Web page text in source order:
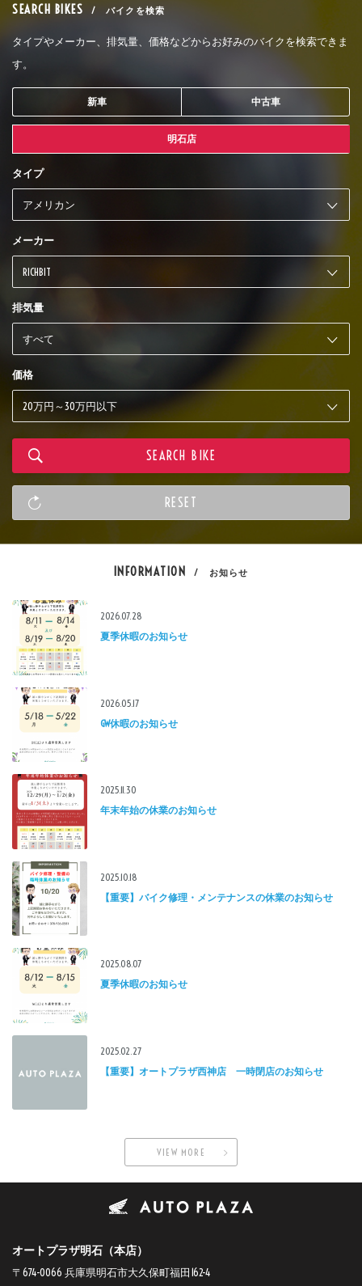
SEARCH BIKES / バイクを検索
タイプやメーカー、排気量、価格などからお好みのバイクを検索できま
す。
新車 中古車
明石店
タイプ
メーカー
排気量
価格
INFORMATION / お知らせ
2026.07.28
夏季休暇のお知らせ
2026.05.17
GW休暇のお知らせ
2025.11.30
年末年始の休業のお知らせ
2025.10.18
【重要】バイク修理・メンテナンスの休業のお知らせ
2025.08.07
夏季休暇のお知らせ
2025.02.27
【重要】オートプラザ西神店 一時閉店のお知らせ
VIEW MORE
オートプラザ明石（本店）
〒674-0066 兵庫県明石市大久保町福田162-4